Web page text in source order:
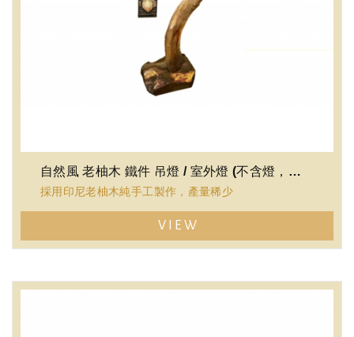
自然風 老柚木 鐵件 吊燈 / 室外燈 (不含燈，可放蠟燭)
採用印尼老柚木純手工製作，產量稀少
100%老柚木硬度高，穩定性夠，不易變形
VIEW